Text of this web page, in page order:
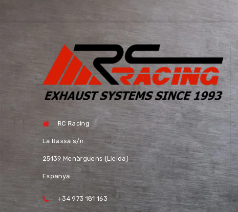
RC Racing
La Bassa s/n
25139 Menàrguens (Lleida)
Espanya
+34 973 181 163